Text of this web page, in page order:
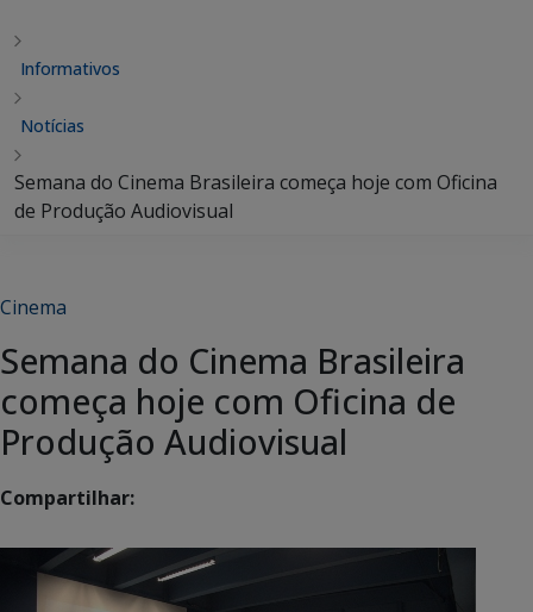
Informativos
Notícias
Semana do Cinema Brasileira começa hoje com Oficina
de Produção Audiovisual
Cinema
Semana do Cinema Brasileira
começa hoje com Oficina de
Produção Audiovisual
Compartilhar: